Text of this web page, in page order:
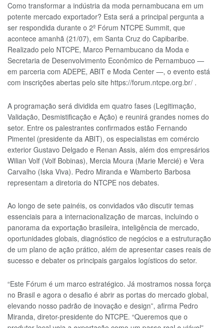
Como transformar a indústria da moda pernambucana em um
potente mercado exportador? Esta será a principal pergunta a
ser respondida durante o 2º Fórum NTCPE Summit, que
acontece amanhã (21/07), em Santa Cruz do Capibaribe.
Realizado pelo NTCPE, Marco Pernambucano da Moda e
Secretaria de Desenvolvimento Econômico de Pernambuco —
em parceria com ADEPE, ABIT e Moda Center —, o evento está
com inscrições abertas pelo site https://forum.ntcpe.org.br/ .
A programação será dividida em quatro fases (Legitimação,
Validação, Desmistificação e Ação) e reunirá grandes nomes do
setor. Entre os palestrantes confirmados estão Fernando
Pimentel (presidente da ABIT), os especialistas em comércio
exterior Gustavo Delgado e Renan Assis, além dos empresários
Wilian Volf (Volf Bobinas), Mercia Moura (Marie Mercié) e Vera
Carvalho (Iska Viva). Pedro Miranda e Wamberto Barbosa
representam a diretoria do NTCPE nos debates.
Ao longo de sete painéis, os convidados vão discutir temas
essenciais para a internacionalização de marcas, incluindo o
panorama da exportação brasileira, inteligência de mercado,
oportunidades globais, diagnóstico de negócios e a estruturação
de um plano de ação prático, além de apresentar cases reais de
sucesso e debater os principais gargalos logísticos do setor.
“Este Fórum é um marco estratégico. Já mostramos nossa força
no Brasil e agora o desafio é abrir as portas do mercado global,
elevando nosso padrão de inovação e design”, afirma Pedro
Miranda, diretor-presidente do NTCPE. “Queremos que o